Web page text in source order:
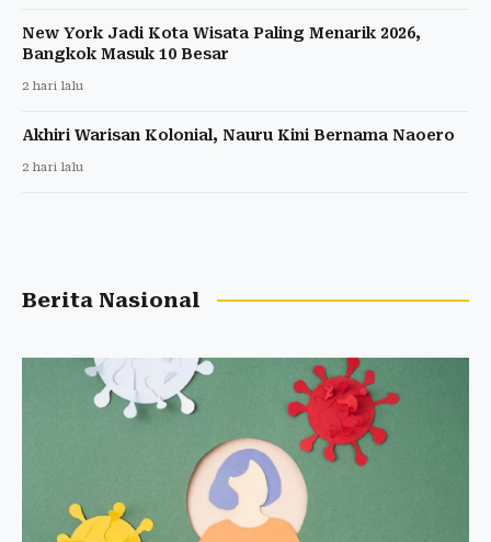
New York Jadi Kota Wisata Paling Menarik 2026,
Bangkok Masuk 10 Besar
2 hari lalu
Akhiri Warisan Kolonial, Nauru Kini Bernama Naoero
2 hari lalu
Berita Nasional